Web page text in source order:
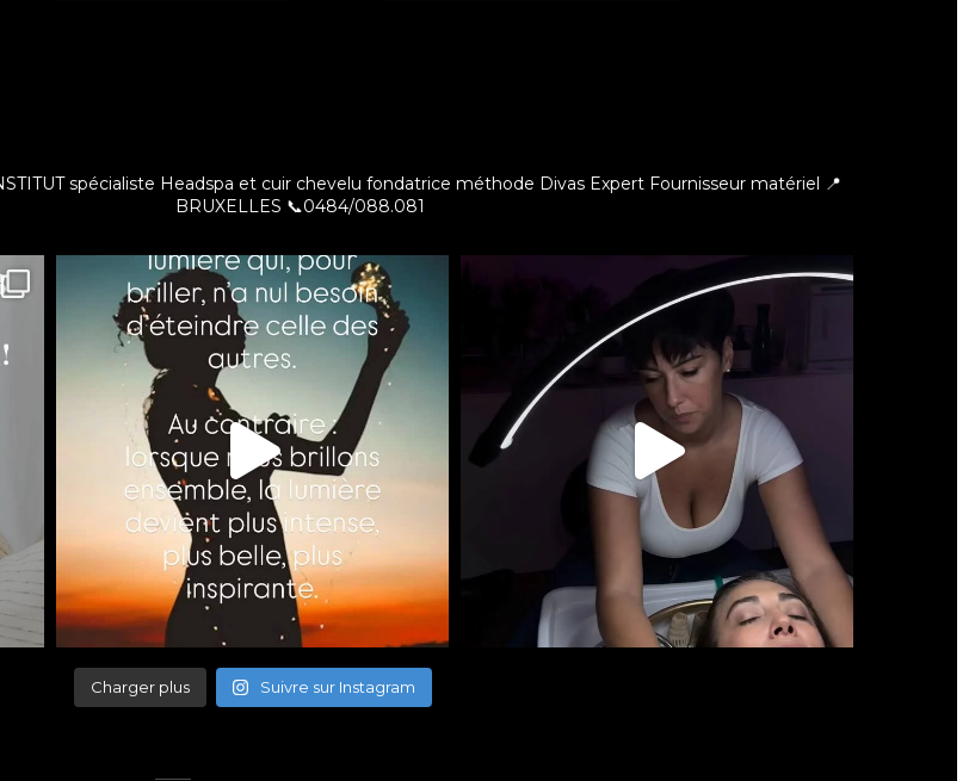
spécialiste Headspa et cuir chevelu fondatrice méthode Divas ExpertFournisseur matériel 📍
BRUXELLES 📞0484/088.081
Charger plus Suivre sur Instagram